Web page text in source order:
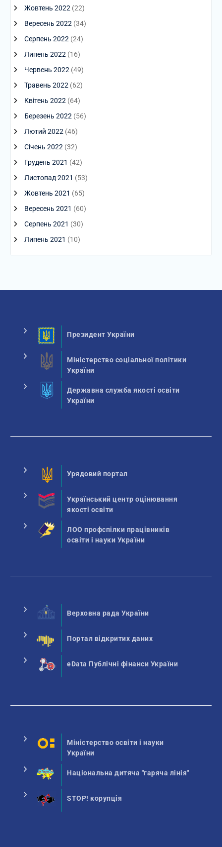
Жовтень 2022 (22)
Вересень 2022 (34)
Серпень 2022 (24)
Липень 2022 (16)
Червень 2022 (49)
Травень 2022 (62)
Квітень 2022 (64)
Березень 2022 (56)
Лютий 2022 (46)
Січень 2022 (32)
Грудень 2021 (42)
Листопад 2021 (53)
Жовтень 2021 (65)
Вересень 2021 (60)
Серпень 2021 (30)
Липень 2021 (10)
Президент України
Міністерство соціальної політики
України
Державна служба якості освіти
України
Урядовий портал
Український центр оцінювання
якості освіти
ЛОО профспілки працівників
освіти і науки України
Верховна рада України
Портал відкритих даних
eData Публічні фінанси України
Міністерство освіти і науки
України
Національна дитяча "гаряча лінія"
STOP! корупція